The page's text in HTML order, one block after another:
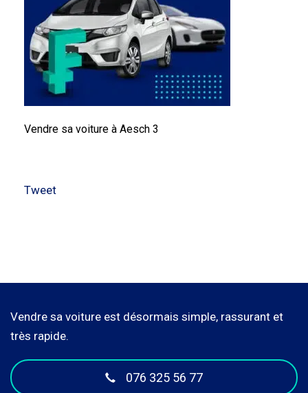
Vendre sa voiture à Aesch 3
Tweet
Vendre sa voiture est désormais simple, rassurant et
très rapide.
076 325 56 77